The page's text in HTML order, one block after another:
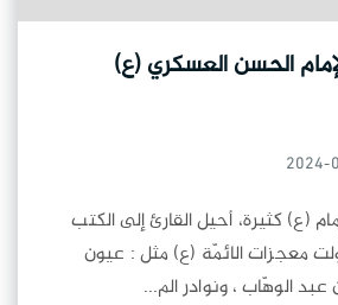
الحسن العسكري (ع)
(ع) كثيرة، أحيل القارئ إلى الكتب
معجزات الائمّة (ع) مثل : عيون
الوهّاب ، ونوادر الم...